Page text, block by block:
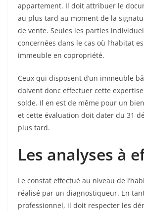
appartement. Il doit attribuer le
au plus tard au moment de la
de vente. Seules les parties
concernées dans le cas où l’habitat
immeuble en copropriété.
Ceux qui disposent d’un immeuble
doivent donc effectuer cette
solde. Il en est de même pour un
et cette évaluation doit dater du 31
plus tard.
Les analyses à
Le constat effectué au niveau de
réalisé par un diagnostiqueur. En
professionnel, il doit respecter les